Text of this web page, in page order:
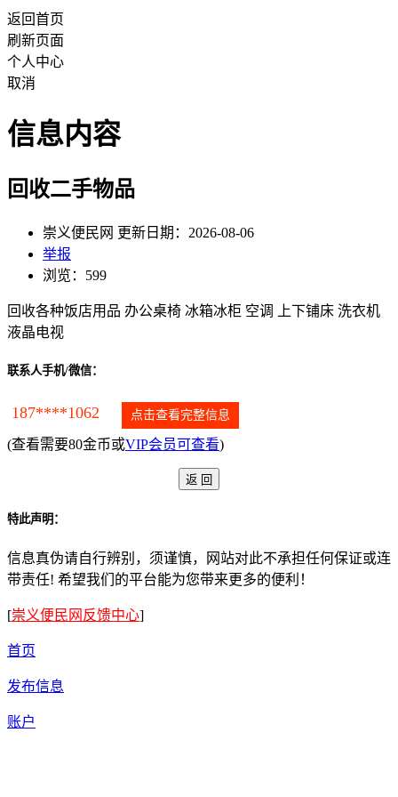
返回首页
刷新页面
个人中心
取消
信息内容
回收二手物品
崇义便民网 更新日期：2026-08-06
举报
浏览：599
回收各种饭店用品 办公桌椅 冰箱冰柜 空调 上下铺床 洗衣机
液晶电视
联系人手机/微信：
187****1062 点击查看完整信息
(查看需要80金币或VIP会员可查看)
特此声明：
信息真伪请自行辨别，须谨慎，网站对此不承担任何保证或连
带责任! 希望我们的平台能为您带来更多的便利！
[崇义便民网反馈中心]
首页
发布信息
账户